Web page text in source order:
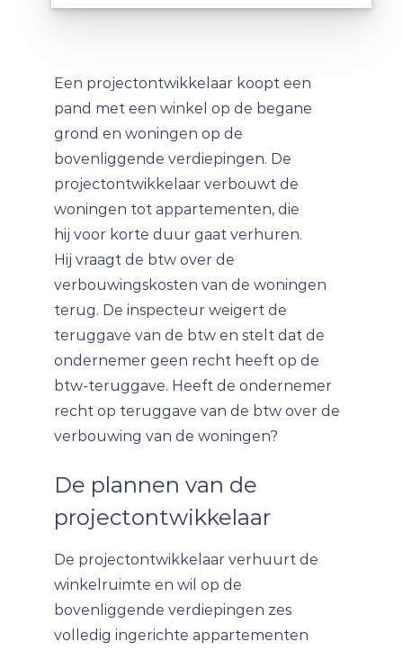
Een projectontwikkelaar koopt een
pand met een winkel op de begane
grond en woningen op de
bovenliggende verdiepingen. De
projectontwikkelaar verbouwt de
woningen tot appartementen, die
hij voor korte duur gaat verhuren.
Hij vraagt de btw over de
verbouwingskosten van de woningen
terug. De inspecteur weigert de
teruggave van de btw en stelt dat de
ondernemer geen recht heeft op de
btw-teruggave. Heeft de ondernemer
recht op teruggave van de btw over de
verbouwing van de woningen?
De plannen van de
projectontwikkelaar
De projectontwikkelaar verhuurt de
winkelruimte en wil op de
bovenliggende verdiepingen zes
volledig ingerichte appartementen